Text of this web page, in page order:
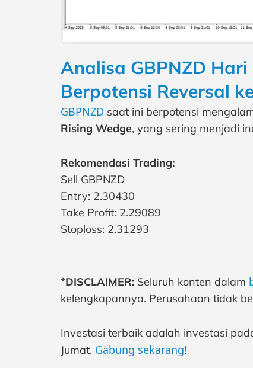
Analisa GBPNZD
Berpotensi Reversal
GBPNZD saat ini berpotensi
Rising Wedge, yang sering menjadi
Rekomendasi Trading:
Sell GBPNZD
Entry: 2.30430
Take Profit: 2.29089
Stoploss: 2.31293
*DISCLAIMER: Seluruh konten dalam
kelengkapannya. Perusahaan tidak
Investasi terbaik adalah investasi
Jumat. Gabung sekarang!